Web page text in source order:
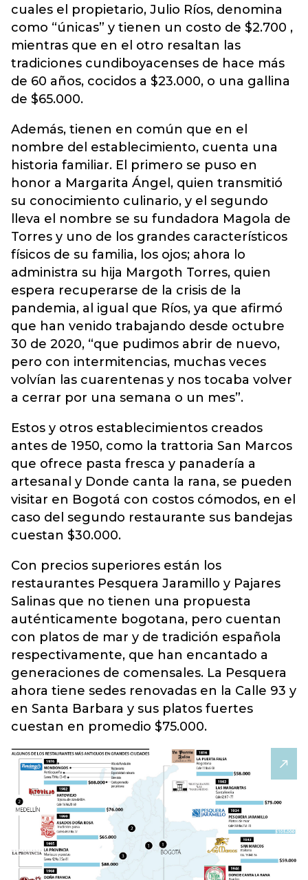
cuales el propietario, Julio Ríos, denomina
como “únicas” y tienen un costo de $2.700 ,
mientras que en el otro resaltan las
tradiciones cundiboyacenses de hace más
de 60 años, cocidos a $23.000, o una gallina
de $65.000.
Además, tienen en común que en el
nombre del establecimiento, cuenta una
historia familiar. El primero se puso en
honor a Margarita Ángel, quien transmitió
su conocimiento culinario, y el segundo
lleva el nombre se su fundadora Magola de
Torres y uno de los grandes característicos
físicos de su familia, los ojos; ahora lo
administra su hija Margoth Torres, quien
espera recuperarse de la crisis de la
pandemia, al igual que Ríos, ya que afirmó
que han venido trabajando desde octubre
30 de 2020, “que pudimos abrir de nuevo,
pero con intermitencias, muchas veces
volvían las cuarentenas y nos tocaba volver
a cerrar por una semana o un mes”.
Estos y otros establecimientos creados
antes de 1950, como la trattoria San Marcos
que ofrece pasta fresca y panadería a
artesanal y Donde canta la rana, se pueden
visitar en Bogotá con costos cómodos, en el
caso del segundo restaurante sus bandejas
cuestan $30.000.
Con precios superiores están los
restaurantes Pesquera Jaramillo y Pajares
Salinas que no tienen una propuesta
auténticamente bogotana, pero cuentan
con platos de mar y de tradición española
respectivamente, que han encantado a
generaciones de comensales. La Pesquera
ahora tiene sedes renovadas en la Calle 93 y
en Santa Barbara y sus platos fuertes
cuestan en promedio $75.000.